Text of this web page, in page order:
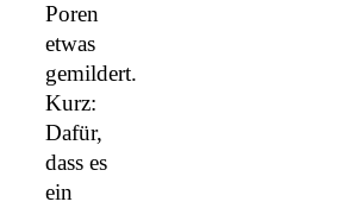
Poren
etwas
gemildert.
Kurz:
Dafür,
dass es
ein